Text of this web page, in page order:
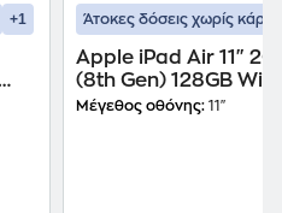
+1 Άτοκες δόσεις χωρίς κάρτα
Apple iPad Air 11"
(8th Gen) 128GB Wi-
Starlight
Μέγεθος οθόνης: 11"